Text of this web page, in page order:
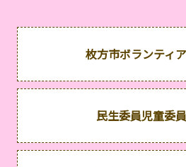
枚方市ボランティ
民生委員児童委